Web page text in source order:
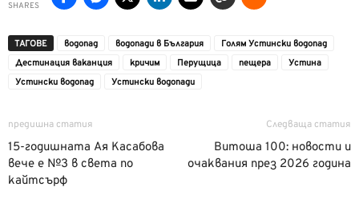
SHARES
ТАГОВЕ водопад водопади в България
Голям Устински водопад
Дестинация ваканция
кричим Перущица пещера
Устина
Устински водопад
Устински водопади
предишна статия
15-годишната Ая Касабова
вече е №3 в света по
кайтсърф
Следваща статия
Витоша 100: новости и
очаквания през 2026 година